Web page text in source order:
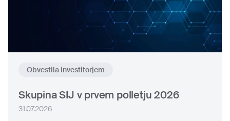
Obvestila investitorjem
Skupina SIJ v prvem polletju 2026
31.07.2026